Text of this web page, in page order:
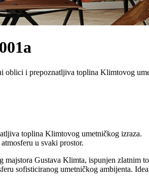
i prepoznatljiva toplina Klimtovog
toplina Klimtovog umetničkog izraza.
u svaki prostor.
Gustava Klimta, ispunjen zlatnim
sofisticiranog umetničkog ambijenta.